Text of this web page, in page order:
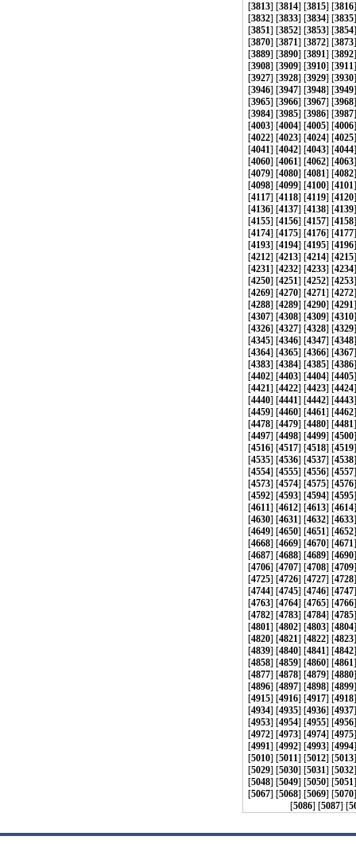
[3813] [3814] [3815] [3816
[3832] [3833] [3834] [3835
[3851] [3852] [3853] [3854
[3870] [3871] [3872] [3873
[3889] [3890] [3891] [3892
[3908] [3909] [3910] [3911
[3927] [3928] [3929] [3930
[3946] [3947] [3948] [3949
[3965] [3966] [3967] [3968
[3984] [3985] [3986] [3987
[4003] [4004] [4005] [4006
[4022] [4023] [4024] [4025
[4041] [4042] [4043] [4044
[4060] [4061] [4062] [4063
[4079] [4080] [4081] [4082
[4098] [4099] [4100] [4101
[4117] [4118] [4119] [4120
[4136] [4137] [4138] [4139
[4155] [4156] [4157] [4158
[4174] [4175] [4176] [4177
[4193] [4194] [4195] [4196
[4212] [4213] [4214] [4215
[4231] [4232] [4233] [4234
[4250] [4251] [4252] [4253
[4269] [4270] [4271] [4272
[4288] [4289] [4290] [4291
[4307] [4308] [4309] [4310
[4326] [4327] [4328] [4329
[4345] [4346] [4347] [4348
[4364] [4365] [4366] [4367
[4383] [4384] [4385] [4386
[4402] [4403] [4404] [4405
[4421] [4422] [4423] [4424
[4440] [4441] [4442] [4443
[4459] [4460] [4461] [4462
[4478] [4479] [4480] [4481
[4497] [4498] [4499] [4500
[4516] [4517] [4518] [4519
[4535] [4536] [4537] [4538
[4554] [4555] [4556] [4557
[4573] [4574] [4575] [4576
[4592] [4593] [4594] [4595
[4611] [4612] [4613] [4614
[4630] [4631] [4632] [4633
[4649] [4650] [4651] [4652
[4668] [4669] [4670] [4671
[4687] [4688] [4689] [4690
[4706] [4707] [4708] [4709
[4725] [4726] [4727] [4728
[4744] [4745] [4746] [4747
[4763] [4764] [4765] [4766
[4782] [4783] [4784] [4785
[4801] [4802] [4803] [4804
[4820] [4821] [4822] [4823
[4839] [4840] [4841] [4842
[4858] [4859] [4860] [4861
[4877] [4878] [4879] [4880
[4896] [4897] [4898] [4899
[4915] [4916] [4917] [4918
[4934] [4935] [4936] [4937
[4953] [4954] [4955] [4956
[4972] [4973] [4974] [4975
[4991] [4992] [4993] [4994
[5010] [5011] [5012] [5013
[5029] [5030] [5031] [5032
[5048] [5049] [5050] [5051
[5067] [5068] [5069] [5070
[5086] [5087] [